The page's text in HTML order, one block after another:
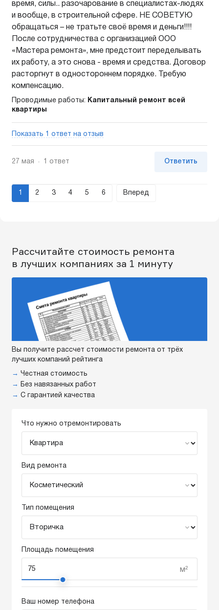
время, силы.. разочарование в специалистах-людях
и вообще, в строительной сфере. НЕ СОВЕТУЮ
обращаться – не тратьте своё время и деньги!!!!
После сотрудничества с организацией ООО
«Мастера ремонта», мне предстоит переделывать
их работу, а это снова - время и средства. Договор
расторгнут в одностороннем порядке. Требую
компенсацию.
Проводимые работы:
Капитальный ремонт всей
квартиры
Показать 1 ответ на отзыв
27 мая 1 ответ Ответить
1 2 3 4 5 6 Вперед
Что нужно отремонтировать
Вид ремонта
Тип помещения
Площадь помещения
м²
Ваш номер телефона
Рассчитайте стоимость ремонта
в лучших компаниях за 1 минуту
Вы получите рассчет стоимости ремонта от трёх
лучших компаний рейтинга
→ Честная стоимость
→
Без навязанных работ
→ С гарантией качества